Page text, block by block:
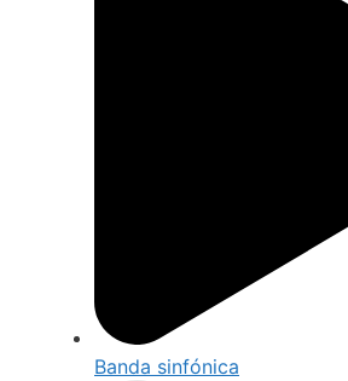
Banda sinfónica